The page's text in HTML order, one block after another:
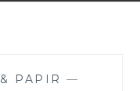
PAPIR —